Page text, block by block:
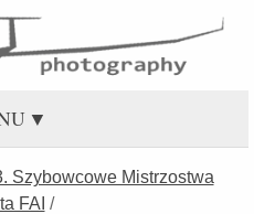
Szybowcowe Mistrzostwa
FAI /